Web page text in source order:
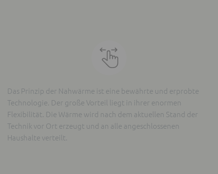
Das Prinzip der Nahwärme ist eine bewährte und erprobte
Technologie. Der große Vorteil liegt in ihrer enormen
Flexibilität. Die Wärme wird nach dem aktuellen Stand der
Technik vor Ort erzeugt und an alle angeschlossenen
Haushalte verteilt.